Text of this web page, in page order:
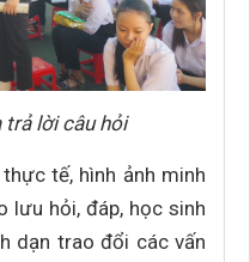
lời câu hỏi
tế, hình ảnh minh
lưu hỏi, đáp, học sinh
dạn trao đổi các vấn